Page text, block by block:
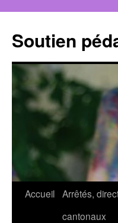
contenu
Soutien
Accueil Arrêtés,
cantonaux